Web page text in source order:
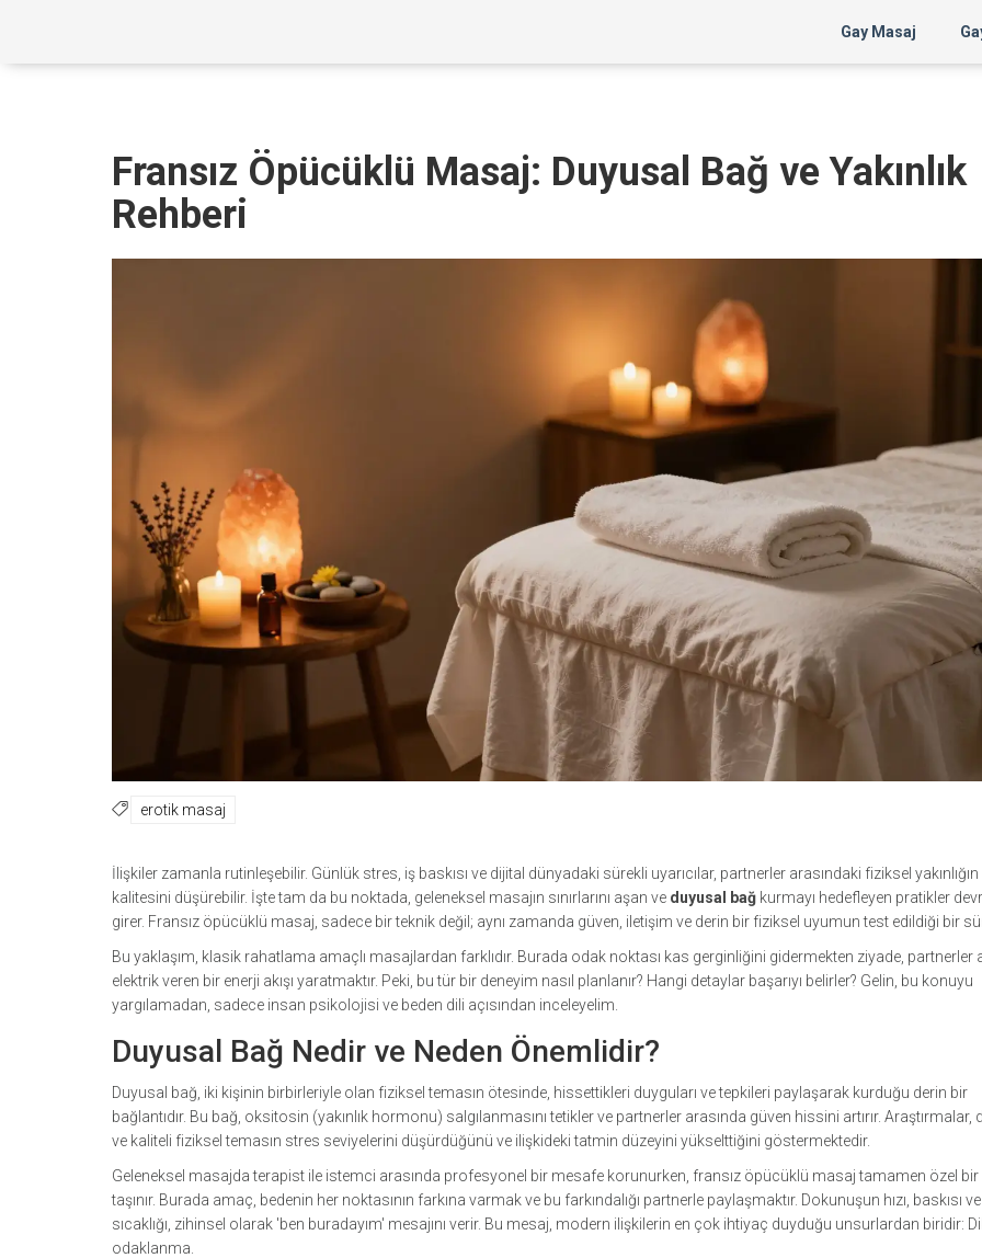
Gay Masaj
Fransız Öpücüklü Masaj: Duyusal Bağ ve Yakınlık
Rehberi
erotik masaj
İlişkiler zamanla rutinleşebilir. Günlük stres, iş baskısı ve dijital dünyadaki sürekli uyarıcılar, partnerler arasındaki fiziksel yakınlığın
kalitesini düşürebilir. İşte tam da bu noktada, geleneksel masajın sınırlarını aşan ve duyusal bağ kurmayı hedefleyen pratikler
girer. Fransız öpücüklü masaj, sadece bir teknik değil; aynı zamanda güven, iletişim ve derin bir fiziksel uyumun test edildiği bir
Bu yaklaşım, klasik rahatlama amaçlı masajlardan farklıdır. Burada odak noktası kas gerginliğini gidermekten ziyade, partnerler
elektrik veren bir enerji akışı yaratmaktır. Peki, bu tür bir deneyim nasıl planlanır? Hangi detaylar başarıyı belirler? Gelin, bu konuyu
yargılamadan, sadece insan psikolojisi ve beden dili açısından inceleyelim.
Duyusal Bağ Nedir ve Neden Önemlidir?
Duyusal bağ, iki kişinin birbirleriyle olan fiziksel temasın ötesinde, hissettikleri duyguları ve tepkileri paylaşarak kurduğu derin bir
bağlantıdır. Bu bağ, oksitosin (yakınlık hormonu) salgılanmasını tetikler ve partnerler arasında güven hissini artırır. Araştırmalar,
ve kaliteli fiziksel temasın stres seviyelerini düşürdüğünü ve ilişkideki tatmin düzeyini yükselttiğini göstermektedir.
Geleneksel masajda terapist ile istemci arasında profesyonel bir mesafe korunurken, fransız öpücüklü masaj tamamen özel bir
taşınır. Burada amaç, bedenin her noktasının farkına varmak ve bu farkındalığı partnerle paylaşmaktır. Dokunuşun hızı, baskısı ve
sıcaklığı, zihinsel olarak 'ben buradayım' mesajını verir. Bu mesaj, modern ilişkilerin en çok ihtiyaç duyduğu unsurlardan biridir:
odaklanma.